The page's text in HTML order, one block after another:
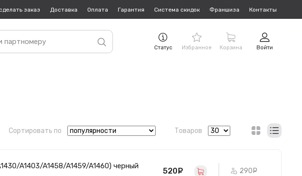
заказ Доставка Оплата Гарантия Система скидок Франшиза Контакты
Статус Избранное Корзина Войти
Сортировать по Товаров
A1403/A1458/A1459/A1460) черный
520 руб. 290